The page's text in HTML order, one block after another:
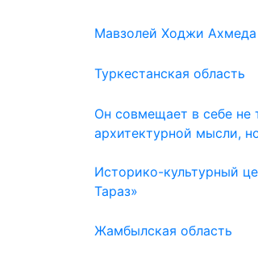
Мавзолей Ходжи
Туркестанская область
Он совмещает в себе не
архитектурной мысли,
Историко-культурный
Тараз»
Жамбылская область